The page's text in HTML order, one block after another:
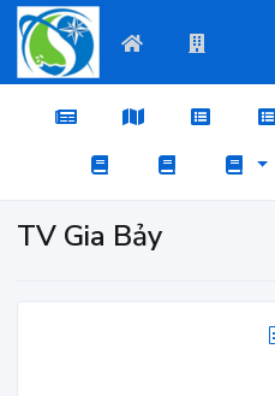
TV Gia Bảy